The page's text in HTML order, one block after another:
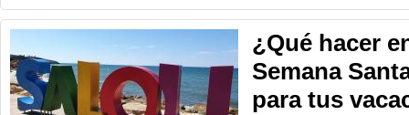
¿Qué hacer
Semana
para tus